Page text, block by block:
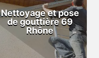
Nettoyage et pose
de gouttière 69
Rhône